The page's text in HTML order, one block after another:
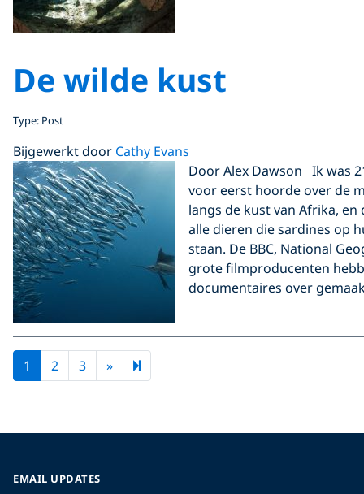
De wilde kust
Type: Post
Bijgewerkt door Cathy Evans
Door Alex Dawson Ik was
voor eerst hoorde over de
langs de kust van Afrika,
alle dieren die sardines op
staan. De BBC, National
grote filmproducenten
documentaires over
1 2 3 »Next page
5
EMAIL UPDATES